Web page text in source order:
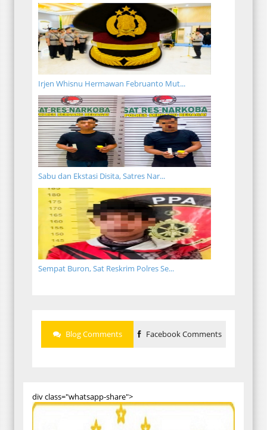
Irjen Whisnu Hermawan Februanto Mut...
Sabu dan Ekstasi Disita, Satres Nar...
Sempat Buron, Sat Reskrim Polres Se...
Blog Comments Facebook Comments
div class="whatsapp-share">